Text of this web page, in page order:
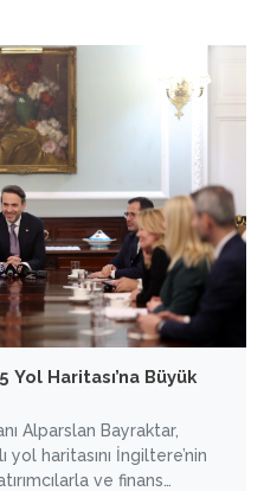
Haritası’na Büyük
Alparslan Bayraktar,
haritasını İngiltere’nin
ve finans